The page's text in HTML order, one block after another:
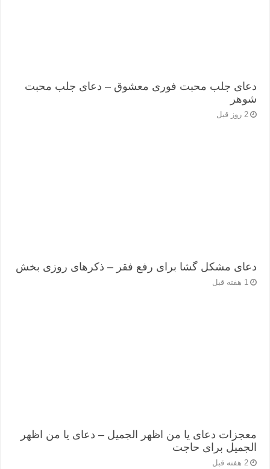
دعای جلب محبت فوری معشوق – دعای جلب محبت
شوهر
2 روز قبل
دعای مشکل گشا برای رفع فقر – ذکرهای روزی‌ بخش
1 هفته قبل
معجزات دعای یا من اظهر الجمیل – دعای یا من اظهر
الجمیل برای حاجت
2 هفته قبل